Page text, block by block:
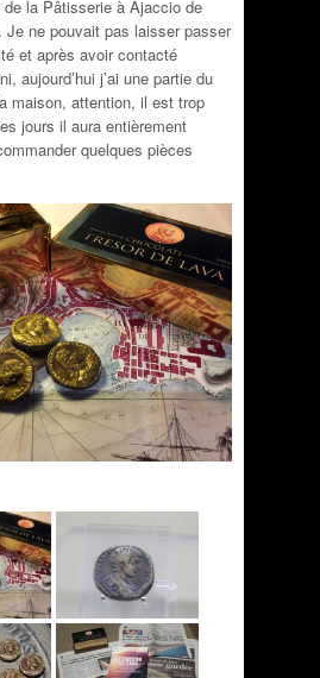
la Pâtisserie à Ajaccio de
Je ne pouvait pas laisser passer
et après avoir contacté
aujourd’hui j’ai une partie du
maison, attention, il est trop
jours il aura entièrement
quelques pièces